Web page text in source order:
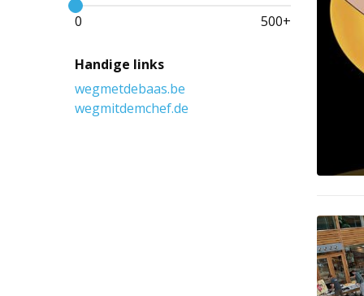
0 500+
Handige links
wegmetdebaas.be
wegmitdemchef.de